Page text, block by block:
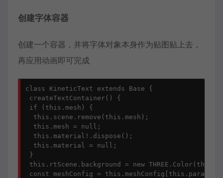
创建字体容器
创建一个容器，并将字体对象本身作为贴图贴上去，
再应用动画即可完成
class KineticText extends Base {
createTextContainer() {
if (this.mesh) {
  this.scene.remove(this.mesh);
  this.mesh = null;
  this.material!.dispose();
  this.material = null;
}
this.rtScene.background = new
const meshConfig =